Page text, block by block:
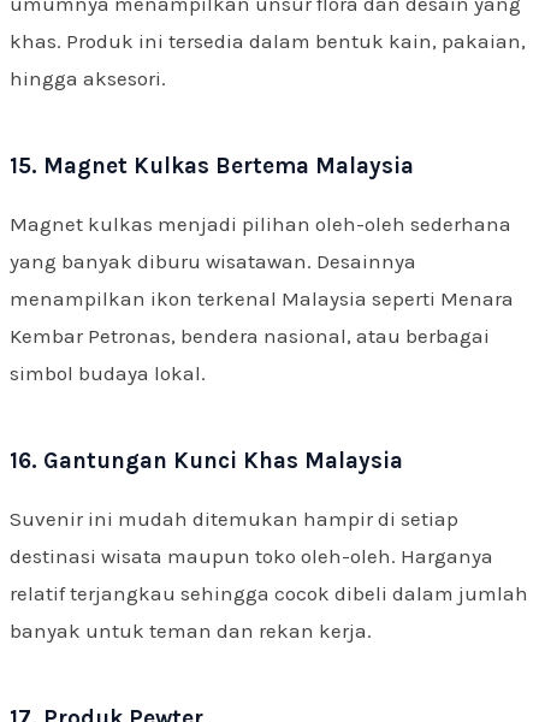
khas. Produk ini tersedia dalam bentuk kain, pakaian,
hingga aksesori.
15. Magnet Kulkas Bertema Malaysia
Magnet kulkas menjadi pilihan oleh-oleh sederhana
yang banyak diburu wisatawan. Desainnya
menampilkan ikon terkenal Malaysia seperti Menara
Kembar Petronas, bendera nasional, atau berbagai
simbol budaya lokal.
16. Gantungan Kunci Khas Malaysia
Suvenir ini mudah ditemukan hampir di setiap
destinasi wisata maupun toko oleh-oleh. Harganya
relatif terjangkau sehingga cocok dibeli dalam jumlah
banyak untuk teman dan rekan kerja.